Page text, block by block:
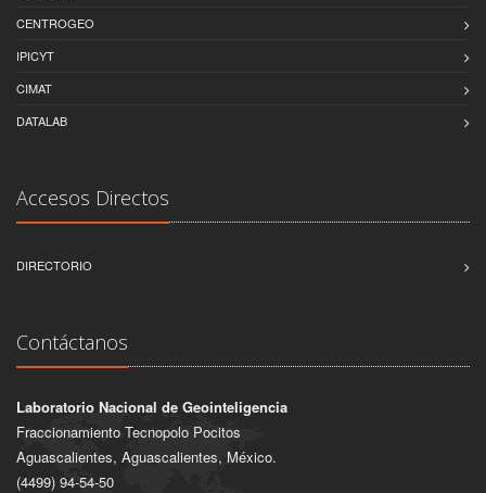
CENTROGEO
IPICYT
CIMAT
DATALAB
Accesos Directos
DIRECTORIO
Contáctanos
Laboratorio Nacional de Geointeligencia
Fraccionamiento Tecnopolo Pocitos
Aguascalientes, Aguascalientes, México.
(4499) 94-54-50